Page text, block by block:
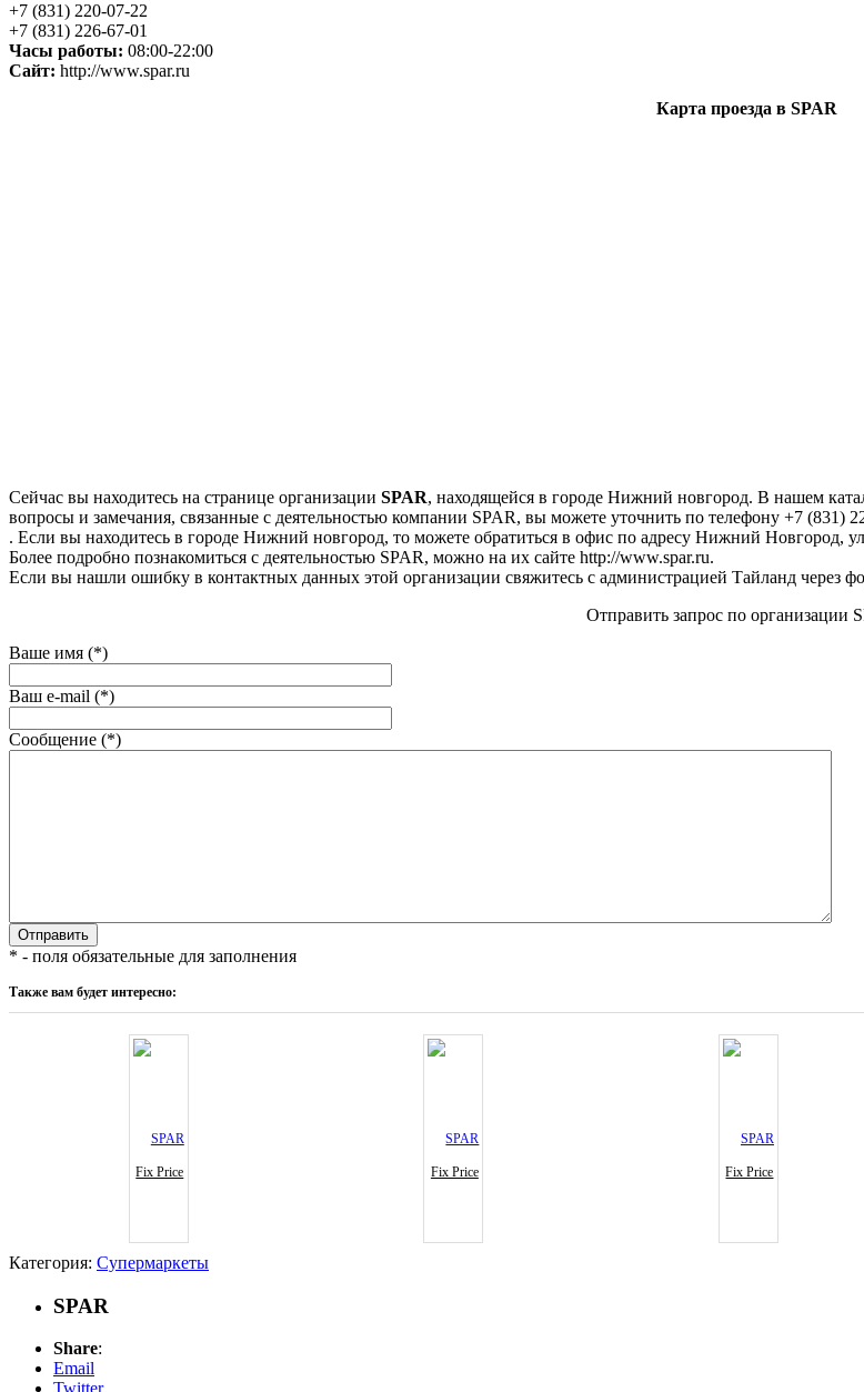
+7 (831) 220-07-22
+7 (831) 226-67-01
Часы работы: 08:00-22:00
Сайт: http://www.spar.ru
Карта проезда в SPAR
Сейчас вы находитесь на странице организации SPAR, находящейся в городе Нижний новгород. В нашем
вопросы и замечания, связанные с деятельностью компании SPAR, вы можете уточнить по телефону +7 (831)
. Если вы находитесь в городе Нижний новгород, то можете обратиться в офис по адресу Нижний Новгород,
Более подробно познакомиться с деятельностью SPAR, можно на их сайте http://www.spar.ru.
Если вы нашли ошибку в контактных данных этой организации свяжитесь с администрацией Тайланд через
Отправить запрос по организации
Ваше имя (*)
Ваш e-mail (*)
Сообщение (*)
* - поля обязательные для заполнения
Также вам будет интересно:
Fix Price Fix Price Fix Price
Категория: Супермаркеты
SPAR
Share:
Email